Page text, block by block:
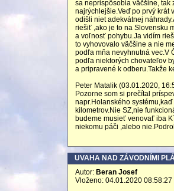
sa neprispôsobia väčšine,
najrýchlejšie.Veď po prvý krát
odišli niet adekvátnej
riešiť ,ako je to na Slovensku
a voľnosť pohybu.Ja vidím
to vyhovovalo väčšine a nie
podľa mňa nevyhnutná vec.V
podľa niektorých chovateľov
a pripravené k odberu.Takže
Peter Matalik (03.01.2020,
Pozorne som si prečítal
napr.Holanského
kilometrov.Nie SZ,nie
budeme musieť venovať iba
niekomu páči ,alebo
UVAHA NAD ZÁVODNÍMI
Autor: Beran Josef
Vloženo: 04.01.2020 08:58:27